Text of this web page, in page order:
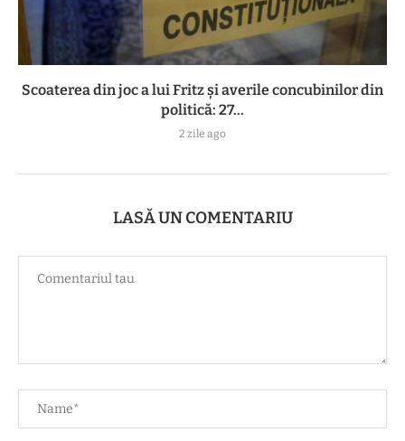
Scoaterea din joc a lui Fritz și averile concubinilor din
politică: 27...
2 zile ago
LASĂ UN COMENTARIU